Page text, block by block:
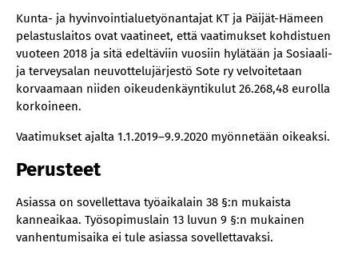
Kunta- ja hyvinvointialuetyönantajat KT ja Päijät-Hämeen
pelastuslaitos ovat vaatineet, että vaatimukset kohdistuen
vuoteen 2018 ja sitä edeltäviin vuosiin hylätään ja Sosiaali-
ja terveysalan neuvottelujärjestö Sote ry velvoitetaan
korvaamaan niiden oikeudenkäyntikulut 26.268,48 eurolla
korkoineen.
Vaatimukset ajalta 1.1.2019–9.9.2020 myönnetään oikeaksi.
Perusteet
Asiassa on sovellettava työaikalain 38 §:n mukaista
kanneaikaa. Työsopimuslain 13 luvun 9 §:n mukainen
vanhentumisaika ei tule asiassa sovellettavaksi.